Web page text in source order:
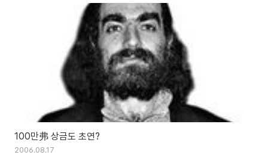
100만弗 상금도 초연?
2006.08.17